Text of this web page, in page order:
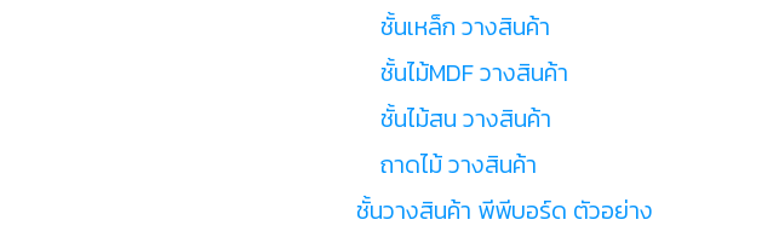
ชั้นเหล็ก วางสินค้า
ชั้นไม้MDF วางสินค้า
ชั้นไม้สน วางสินค้า
ถาดไม้ วางสินค้า
ชั้นวางสินค้า พีพีบอร์ด ตัวอย่าง